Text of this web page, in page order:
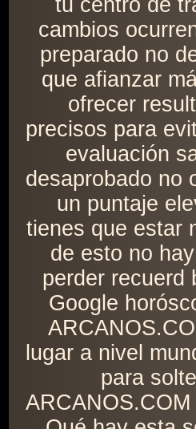
tu centro de
cambios
preparado no
que afianzar
ofrecer
precisos para
evaluación
desaprobado no
un puntaje
tienes que estar
de esto no
perder recuerd
Google
lugar a nivel
para